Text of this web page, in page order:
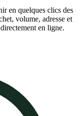
en quelques clics des
volume, adresse et
en ligne.